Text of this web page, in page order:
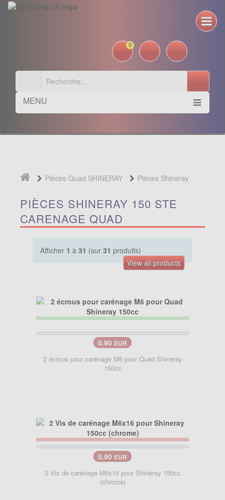
0
MENU
Pièces Quad SHINERAY
Pièces Shineray
150 STE
Carenage Quad
PIÈCES SHINERAY 150 STE
CARENAGE QUAD
Afficher 1 à 31 (sur 31 produits)
View all products
0.90 EUR
2 écrous pour carénage M6 pour Quad Shineray
150cc
0.90 EUR
2 Vis de carénage M6x16 pour Shineray 150cc
(chrome)